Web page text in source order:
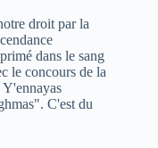
droit par la
dans le sang
le concours de la
Y'ennayas
C'est du